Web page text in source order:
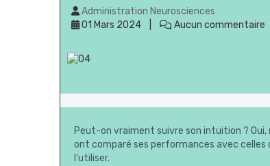
Administration Neurosciences
01 Mars 2024
Aucun commentaire
Peut-on vraiment suivre son intuition ?
ont comparé ses performances avec celles
l'utiliser.